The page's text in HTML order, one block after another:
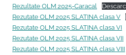
Rezultate OLM 2025-Caracal
Rezutate OLM 2025 SLATINA clasa V
Rezutate OLM 2025 SLATINA clasa VI
Rezutate OLM 2025 SLATINA clasa VII
Rezutate OLM 2025 SLATINA clasa VIII